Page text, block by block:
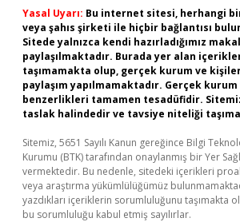
Yasal Uyarı: Bu internet sitesi, herhangi
veya şahıs şirketi ile hiçbir bağlantısı
Sitede yalnızca kendi hazırladığımız
paylaşılmaktadır. Burada yer alan
taşımamakta olup, gerçek kurum ve
paylaşım yapılmamaktadır. Gerçek
benzerlikleri tamamen tesadüfidir.
taslak halindedir ve tavsiye niteliği
Sitemiz, 5651 Sayılı Kanun gereğince Bilgi
Kurumu (BTK) tarafından onaylanmış bir Yer
vermektedir. Bu nedenle, sitedeki içerikleri
veya araştırma yükümlülüğümüz
yazdıkları içeriklerin sorumluluğunu taşımakta
bu sorumluluğu kabul etmiş sayılırlar.